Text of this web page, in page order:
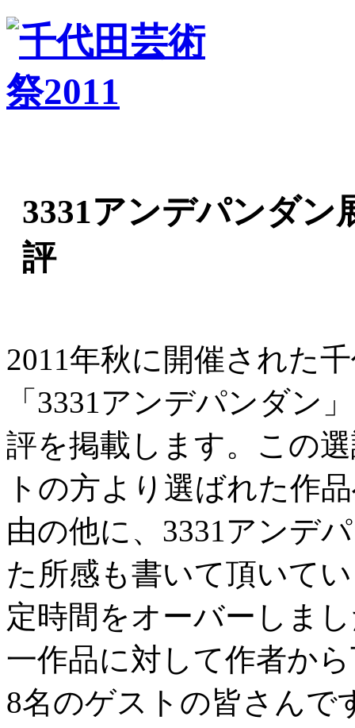
3331アンデパンダ
評
2011年秋に開催された
「3331アンデパンダン
評を掲載します。この
トの方より選ばれた作
由の他に、3331アンデ
た所感も書いて頂いて
定時間をオーバーしま
一作品に対して作者か
8名のゲストの皆さんで